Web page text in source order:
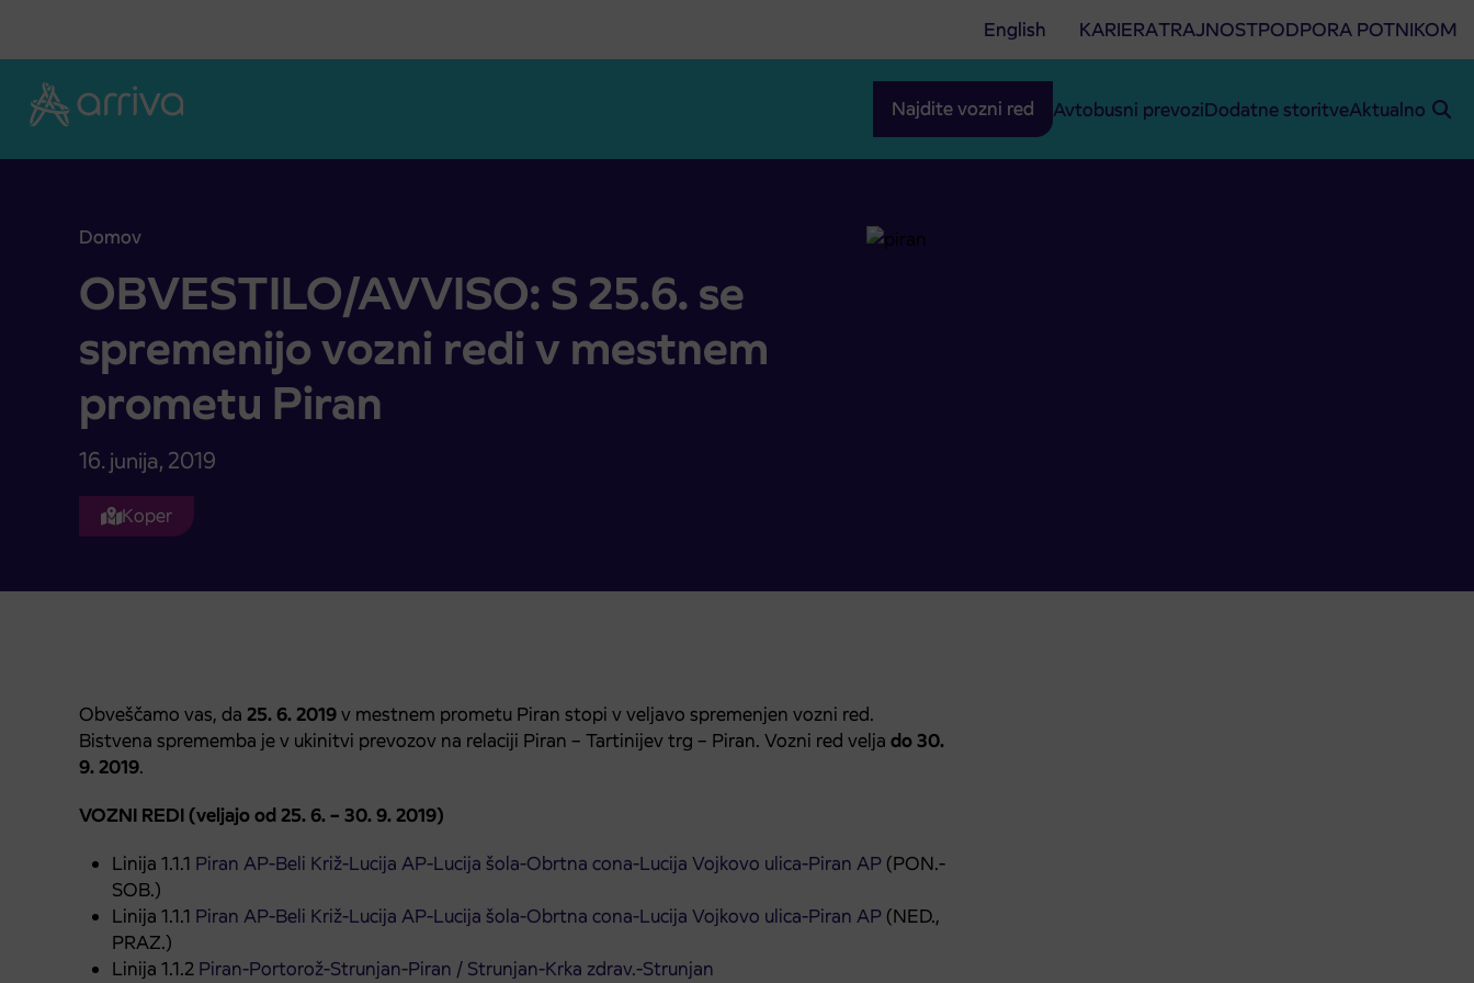
English KARIERATRAJNOSTPODPORA POTNIKOM
Najdite vozni red Avtobusni prevoziDodatne storitveAktualno
Domov
OBVESTILO/AVVISO: S 25.6. se spremenijo vozni redi v mestnem prometu Piran
OBVESTILO/AVVISO: S 25.6. se
spremenijo vozni redi v mestnem
prometu Piran
16. junija, 2019
Koper
Obveščamo vas, da 25. 6. 2019v mestnem prometu Piran stopi v veljavo spremenjen vozni red.
Bistvena sprememba je v ukinitvi prevozov na relaciji Piran – Tartinijev trg – Piran. Vozni red velja do 30.
9. 2019.
VOZNI REDI (veljajo od 25. 6. – 30. 9. 2019)
Linija 1.1.1 Piran AP-Beli Križ-Lucija AP-Lucija šola-Obrtna cona-Lucija Vojkovo ulica-Piran AP (PON.-
SOB.)
Linija 1.1.1 Piran AP-Beli Križ-Lucija AP-Lucija šola-Obrtna cona-Lucija Vojkovo ulica-Piran AP (NED.,
PRAZ.)
Linija 1.1.2 Piran-Portorož-Strunjan-Piran / Strunjan-Krka zdrav.-Strunjan